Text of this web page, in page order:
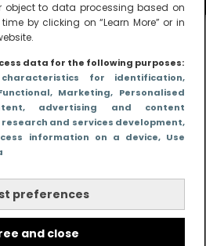
object to data processing based on
by clicking on “Learn More” or in
data for the following purposes:
for identification,
, Marketing, Personalised
advertising and content
and services development,
information on a device, Use
preferences
and close